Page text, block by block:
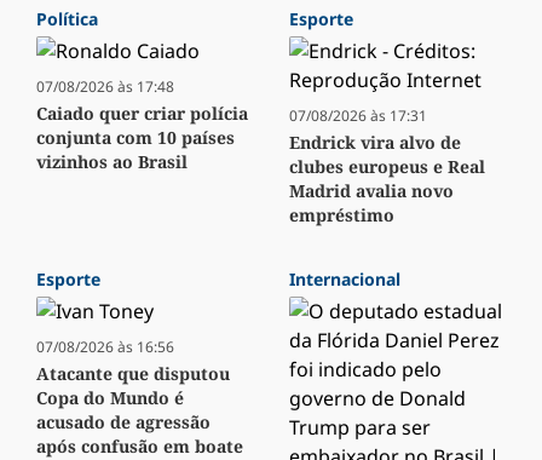
Política
07/08/2026 às 17:48
Caiado quer criar polícia
conjunta com 10 países
vizinhos ao Brasil
Esporte
07/08/2026 às 17:31
Endrick vira alvo de
clubes europeus e Real
Madrid avalia novo
empréstimo
Esporte
07/08/2026 às 16:56
Atacante que disputou
Copa do Mundo é
acusado de agressão
após confusão em boate
Internacional